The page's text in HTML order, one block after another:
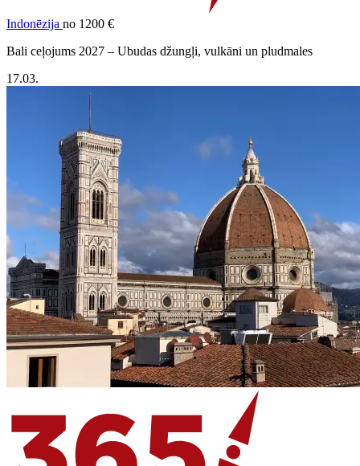
Indonēzija no 1200 €
Bali ceļojums 2027 – Ubudas džungļi, vulkāni un pludmales
17.03.